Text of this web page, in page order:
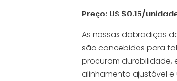
Preço: US $0.15/
As nossas dobradiças
são concebidas para
procuram durabilidade,
alinhamento ajustável